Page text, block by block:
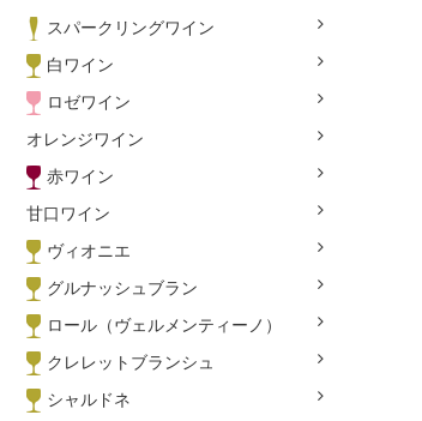
スパークリングワイン
白ワイン
ロゼワイン
オレンジワイン
赤ワイン
甘口ワイン
ヴィオニエ
グルナッシュブラン
ロール（ヴェルメンティーノ）
クレレットブランシュ
シャルドネ